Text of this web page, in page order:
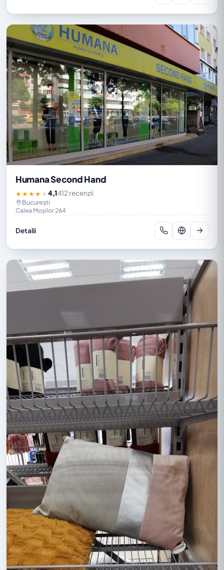
Humana Second Hand
★★★★★4,1412 recenzii
București
Calea Moșilor 264
Detalii